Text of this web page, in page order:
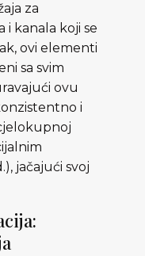
za
i kanala koji se
ovi elementi
sa svim
ovu
i
jačajući svoj